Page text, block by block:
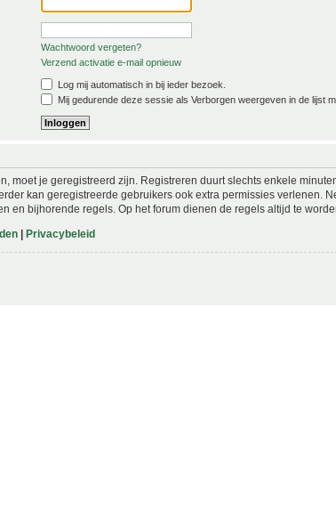
Wachtwoord vergeten?
Verzend activatie e-mail opnieuw
Log mij automatisch in bij ieder bezoek.
Mij gedurende deze sessie als Verborgen weergeven in de lijst
moet je geregistreerd zijn. Registreren duurt slechts enkele
kan geregistreerde gebruikers ook extra permissies verlenen.
en bijhorende regels. Op het forum dienen de regels altijd te
| Privacybeleid